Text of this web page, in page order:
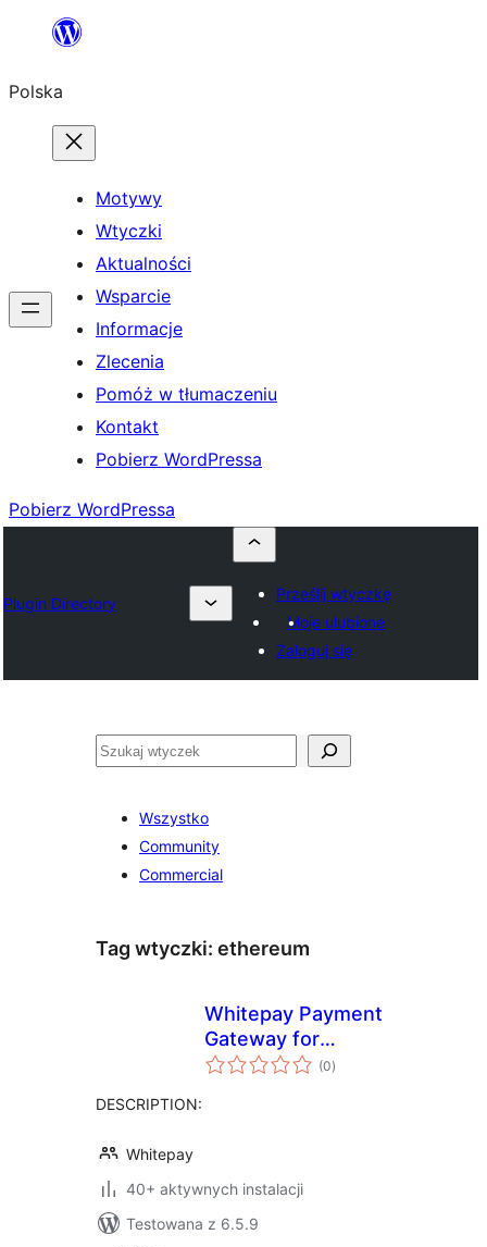
Przejdź
treści
Polska
Motywy
Wtyczki
Aktualności
Wsparcie
Informacje
Zlecenia
Pomóż w tłumaczeniu
Kontakt
Pobierz WordPressa
Pobierz WordPressa
Plugin Directory
Prześlij wtyczkę
Moje ulubione
Zaloguj się
Szukaj
Wszystko
Community
Commercial
Tag wtyczki: ethereum
Whitepay Payment
Gateway for
WooCommerce
(0wszystkich
ocen
)
DESCRIPTION:
Whitepay
40+ aktywnych instalacji
Testowana z 6.5.9